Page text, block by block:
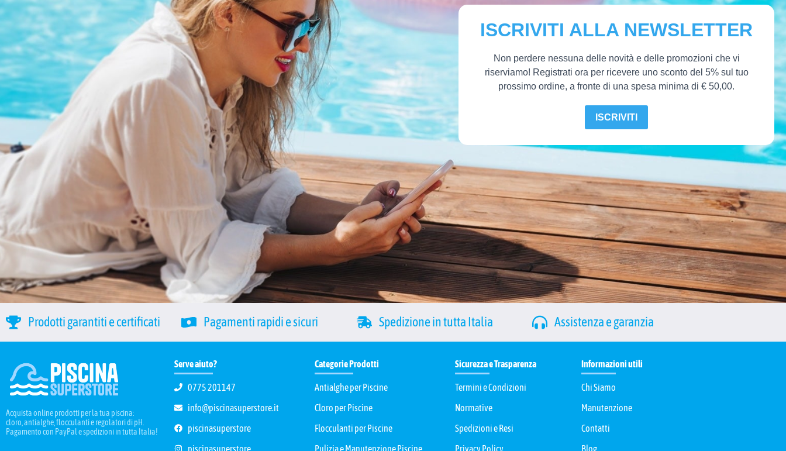
ISCRIVITI ALLA NEWSLETTER
Non perdere nessuna delle novità e delle promozioni che vi
riserviamo! Registrati ora per ricevere uno sconto del 5% sul tuo
prossimo ordine, a fronte di una spesa minima di € 50,00.
ISCRIVITI
Prodotti garantiti e certificati Pagamenti rapidi e sicuri Spedizione in tutta Italia Assistenza e garanzia
Acquista online prodotti per la tua piscina:
cloro, antialghe, flocculanti e regolatori di pH.
Pagamento con PayPal e spedizioni in tutta Italia!
Serve aiuto?
0775 201147
info@piscinasuperstore.it
piscinasuperstore
piscinasuperstore
Categorie Prodotti
Antialghe per Piscine
Cloro per Piscine
Flocculanti per Piscine
Pulizia e Manutenzione Piscine
Sicurezza e Trasparenza
Termini e Condizioni
Normative
Spedizioni e Resi
Privacy Policy
Informazioni utili
Chi Siamo
Manutenzione
Contatti
Blog